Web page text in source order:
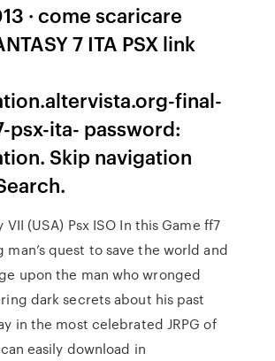
· come scaricare
7 ITA PSX link
final-
psx-ita- password:
Skip navigation
VII (USA) Psx ISO In this Game ff7
man’s quest to save the world and
upon the man who wronged
dark secrets about his past
in the most celebrated JRPG of
easily download in